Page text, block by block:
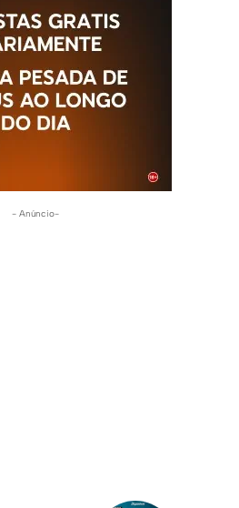
- Anúncio-